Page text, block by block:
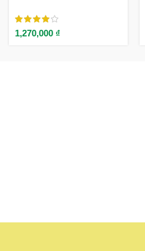
1,270,000 ₫